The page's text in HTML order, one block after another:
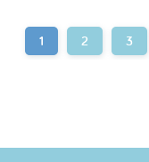
1 2 3